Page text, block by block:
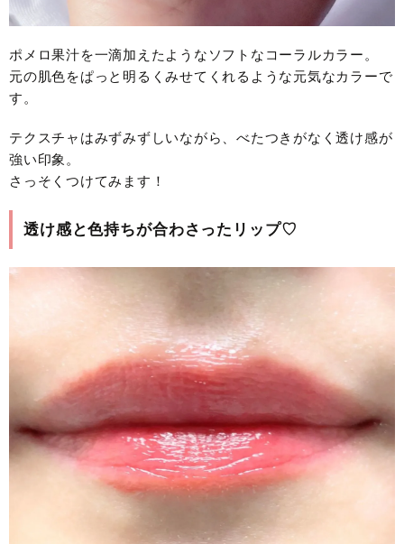
ポメロ果汁を一滴加えたようなソフトなコーラルカラー。
元の肌色をぱっと明るくみせてくれるような元気なカラーで
す。
テクスチャはみずみずしいながら、べたつきがなく透け感が
強い印象。
さっそくつけてみます！
透け感と色持ちが合わさったリップ♡